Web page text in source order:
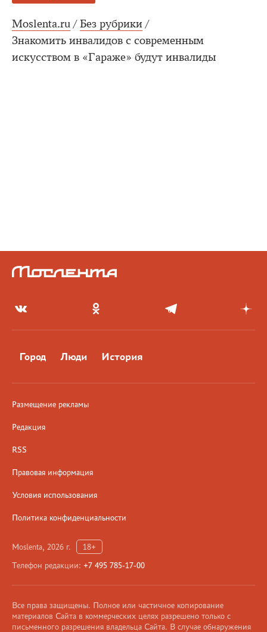
Moslenta.ru / Без рубрики /
Знакомить инвалидов с современным
искусством в «Гараже» будут инвалиды
Город Люди История
Размещение рекламы
Редакция
RSS
Правовая информация
Условия использования
Политика конфиденциальности
Moslenta, 2026 г.
18+
Телефон редакции: +7 495 785-17-00
Все права защищены. Полное или частичное копирование
материалов Сайта в коммерческих целях разрешено только с
письменного разрешения владельца Сайта. В случае обнаружения